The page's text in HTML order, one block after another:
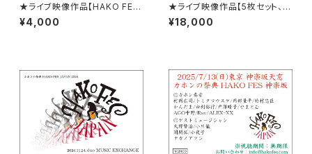
★ライブ映像作品【HAKO FES
JAPAN 2025 LIVE！】＠渋谷d
uo MUSIC EXCHANGE ( 無
¥4,000
★ライブ映像作品【5枚セット、H
AKO FES JAPAN 2025 LIV
E！】＠渋谷duo MUSIC EXCH
¥18,000